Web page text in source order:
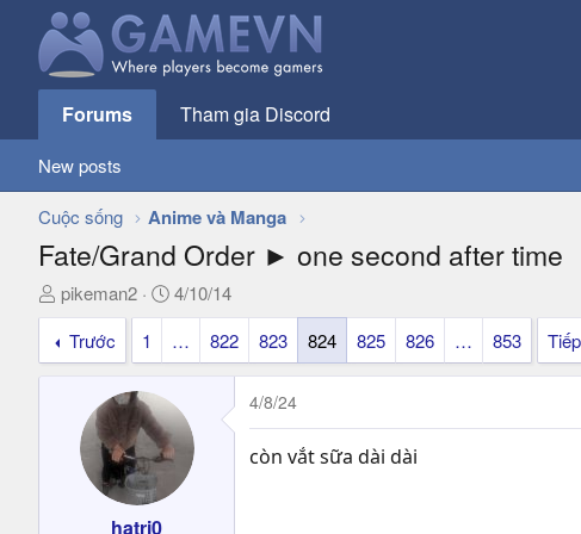
Forums Tham gia Discord
New posts
Cuộc sống Anime và Manga
Fate/Grand Order ► one second after time
T
h
e
pikeman2
N
g
à
y
ử
i
4/10/14
Trước
1 … 822 823 824 825 826 … 853 Tiếp
hatri0
4/8/24
còn vắt sữa dài dài